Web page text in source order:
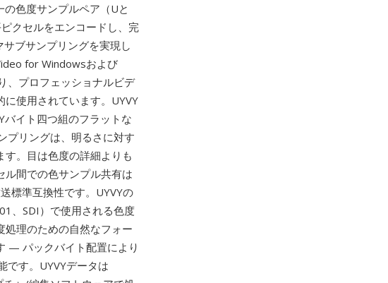
色度サンプルペア（Uと
クセルをエンコードし、完
ブサンプリングを実現し
for Windowsおよび
、プロフェッショナルビデ
使用されています。UYVY
イト四つ組のフラットな
プリングは、明るさに対す
。目は色度の詳細よりも
ル間での色サンプル共有は
標準互換性です。UYVYの
、SDI）で使用される色度
理のための自然なフォー
— パックバイト配置により
です。UYVYデータは